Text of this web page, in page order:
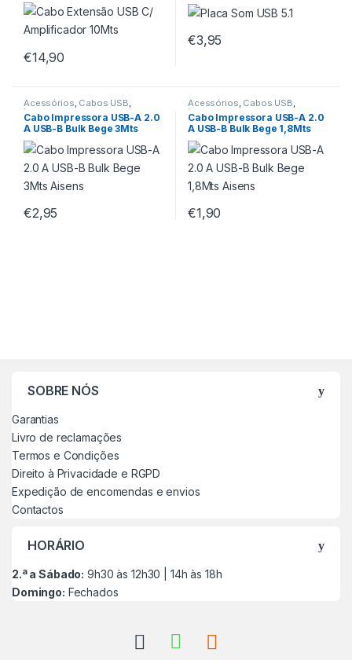
€14,90
€3,95
Acessórios, Cabos USB,
Impressoras
Cabo Impressora USB-A 2.0
A USB-B Bulk Bege 3Mts
Aisens
€2,95
Acessórios, Cabos USB,
Impressoras
Cabo Impressora USB-A 2.0
A USB-B Bulk Bege 1,8Mts
Aisens
€1,90
SOBRE NÓS
Garantias
Livro de reclamações
Termos e Condições
Direito à Privacidade e RGPD
Expedição de encomendas e envios
Contactos
HORÁRIO
2.ª a Sábado: 9h30 às 12h30 | 14h às 18h
Domingo: Fechados